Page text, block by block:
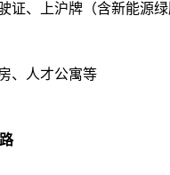
证、上沪牌（含新能源绿
、人才公寓等